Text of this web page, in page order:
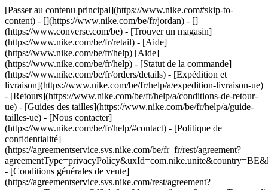
[Passer au contenu principal](https://www.nike.com#skip-to-
content) - [](https://www.nike.com/be/fr/jordan) - []
(https://www.converse.com/be) - [Trouver un magasin]
(https://www.nike.com/be/fr/retail) - [Aide]
(https://www.nike.com/be/fr/help) [Aide]
(https://www.nike.com/be/fr/help) - [Statut de la commande]
(https://www.nike.com/be/fr/orders/details) - [Expédition et
livraison](https://www.nike.com/be/fr/help/a/expedition-livraison-ue)
- [Retours](https://www.nike.com/be/fr/help/a/conditions-de-retour-
ue) - [Guides des tailles](https://www.nike.com/be/fr/help/a/guide-
tailles-ue) - [Nous contacter]
(https://www.nike.com/be/fr/help/#contact) - [Politique de
confidentialité]
(https://agreementservice.svs.nike.com/be/fr_fr/rest/agreement?
- [Conditions générales de vente]
(https://agreementservice.svs.nike.com/rest/agreement?